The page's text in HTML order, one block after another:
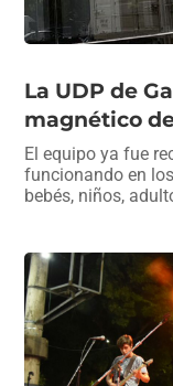
La UDP de
magnético
El equipo ya fue
funcionando en
bebés, niños,